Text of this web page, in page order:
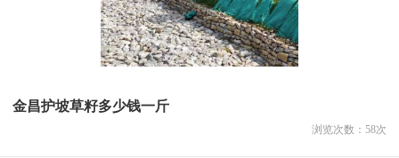
金昌护坡草籽多少钱一斤
浏览次数： 58次